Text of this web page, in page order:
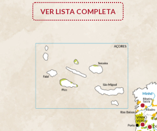
VER LISTA COMPLETA